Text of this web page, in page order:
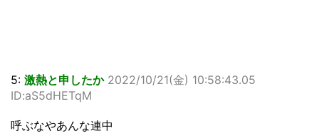
5: 激熱と申したか 2022/10/21(金) 10:58:43.05
ID:aS5dHETqM
呼ぶなやあんな連中